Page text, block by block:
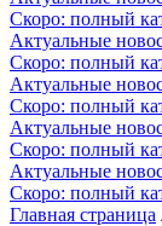
Скоро: полный
Актуальные
Скоро: полный
Актуальные
Скоро: полный
Актуальные
Скоро: полный
Актуальные
Скоро: полный
Главная страница